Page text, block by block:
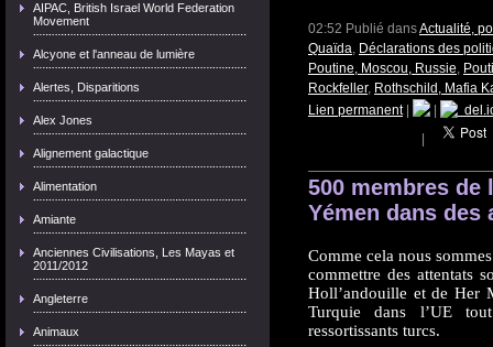
AIPAC, British Israel World Federation
Movement
Alcyone et l'anneau de lumière
Alertes, Disparitions
Alex Jones
Alignement galactique
Alimentation
Amiante
Anciennes Civilisations, Les Mayas et
2011/2012
Angleterre
Animaux
02:52 Publié dansActualité,
Quaïda, Déclarations des
Poutine, Moscou, Russie,
Rockfeller, Rothschild, Mafia
Lien permanent|
500 membres de
Yémen dans des
Comme cela nous
commettre des attentats
Holl’andouille et de Her
Turquie dans l’UE
ressortissants turcs.